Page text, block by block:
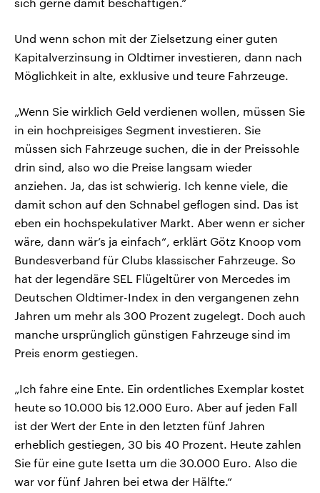
sich gerne damit beschäftigen.“
Und wenn schon mit der Zielsetzung einer guten
Kapitalverzinsung in Oldtimer investieren, dann nach
Möglichkeit in alte, exklusive und teure Fahrzeuge.
„Wenn Sie wirklich Geld verdienen wollen, müssen Sie
in ein hochpreisiges Segment investieren. Sie
müssen sich Fahrzeuge suchen, die in der Preissohle
drin sind, also wo die Preise langsam wieder
anziehen. Ja, das ist schwierig. Ich kenne viele, die
damit schon auf den Schnabel geflogen sind. Das ist
eben ein hochspekulativer Markt. Aber wenn er sicher
wäre, dann wär’s ja einfach“, erklärt Götz Knoop vom
Bundesverband für Clubs klassischer Fahrzeuge. So
hat der legendäre SEL Flügeltürer von Mercedes im
Deutschen Oldtimer-Index in den vergangenen zehn
Jahren um mehr als 300 Prozent zugelegt. Doch auch
manche ursprünglich günstigen Fahrzeuge sind im
Preis enorm gestiegen.
„Ich fahre eine Ente. Ein ordentliches Exemplar kostet
heute so 10.000 bis 12.000 Euro. Aber auf jeden Fall
ist der Wert der Ente in den letzten fünf Jahren
erheblich gestiegen, 30 bis 40 Prozent. Heute zahlen
Sie für eine gute Isetta um die 30.000 Euro. Also die
war vor fünf Jahren bei etwa der Hälfte.“